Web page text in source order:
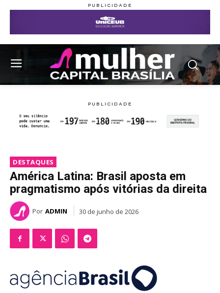
DESTAQUES
América Latina: Brasil aposta em
pragmatismo após vitórias da direita
Por ADMIN 30 de junho de 2026